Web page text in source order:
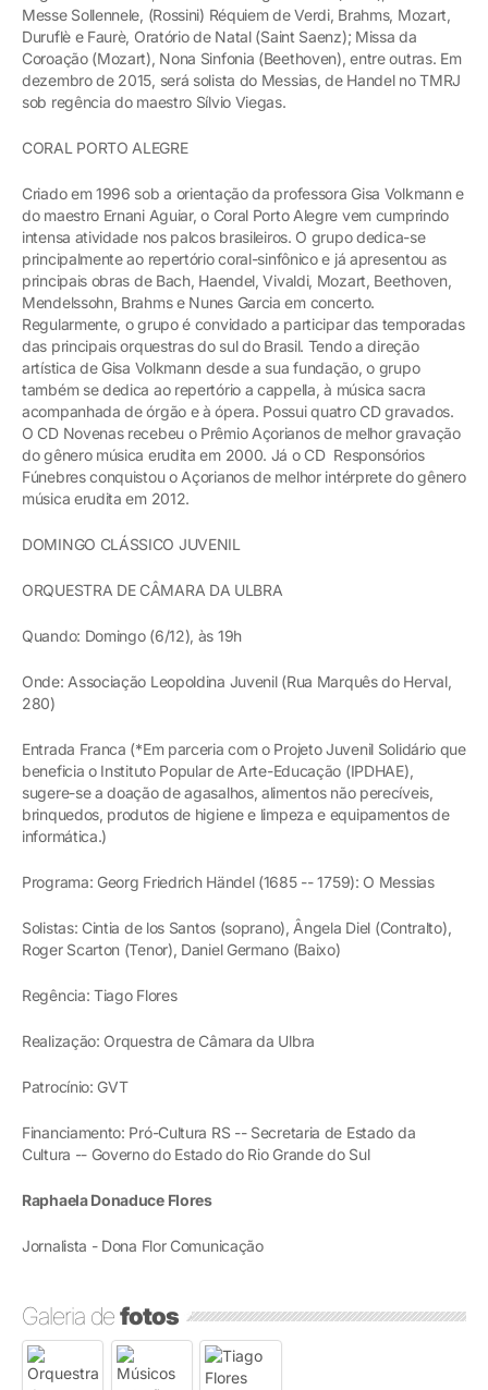
Messe Sollennele, (Rossini) Réquiem de Verdi, Brahms, Mozart,
Duruflè e Faurè, Oratório de Natal (Saint Saenz); Missa da
Coroação (Mozart), Nona Sinfonia (Beethoven), entre outras. Em
dezembro de 2015, será solista do Messias, de Handel no TMRJ
sob regência do maestro Sílvio Viegas.
CORAL PORTO ALEGRE
Criado em 1996 sob a orientação da professora Gisa Volkmann e
do maestro Ernani Aguiar, o Coral Porto Alegre vem cumprindo
intensa atividade nos palcos brasileiros. O grupo dedica-se
principalmente ao repertório coral-sinfônico e já apresentou as
principais obras de Bach, Haendel, Vivaldi, Mozart, Beethoven,
Mendelssohn, Brahms e Nunes Garcia em concerto.
Regularmente, o grupo é convidado a participar das temporadas
das principais orquestras do sul do Brasil. Tendo a direção
artística de Gisa Volkmann desde a sua fundação, o grupo
também se dedica ao repertório a cappella, à música sacra
acompanhada de órgão e à ópera. Possui quatro CD gravados.
O CD Novenas recebeu o Prêmio Açorianos de melhor gravação
do gênero música erudita em 2000. Já o CD Responsórios
Fúnebres conquistou o Açorianos de melhor intérprete do gênero
música erudita em 2012.
DOMINGO CLÁSSICO JUVENIL
ORQUESTRA DE CÂMARA DA ULBRA
Quando: Domingo (6/12), às 19h
Onde: Associação Leopoldina Juvenil (Rua Marquês do Herval,
280)
Entrada Franca (*Em parceria com o Projeto Juvenil Solidário que
beneficia o Instituto Popular de Arte-Educação (IPDHAE),
sugere-se a doação de agasalhos, alimentos não perecíveis,
brinquedos, produtos de higiene e limpeza e equipamentos de
informática.)
Programa: Georg Friedrich Händel (1685 -- 1759): O Messias
Solistas: Cintia de los Santos (soprano), Ângela Diel (Contralto),
Roger Scarton (Tenor), Daniel Germano (Baixo)
Regência: Tiago Flores
Realização: Orquestra de Câmara da Ulbra
Patrocínio: GVT
Financiamento: Pró-Cultura RS -- Secretaria de Estado da
Cultura -- Governo do Estado do Rio Grande do Sul
Raphaela Donaduce Flores
Jornalista - Dona Flor Comunicação
Galeria defotos